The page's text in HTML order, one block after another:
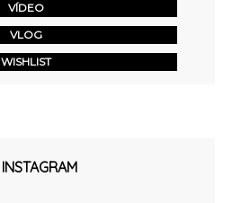
VÍDEO
VLOG
WISHLIST
INSTAGRAM